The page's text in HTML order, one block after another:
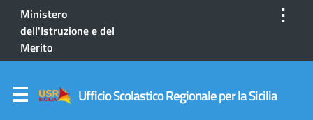
Ministero
dell'Istruzione e del
Merito
⋮
Ufficio Scolastico Regionale per la Sicilia